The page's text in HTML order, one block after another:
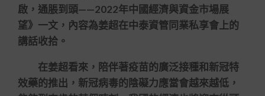
啟，通脹到頭——2022年中國經濟與資金市場展
望》一文，內容為姜超在中泰資管同業私享會上的
講話收拾。
在姜超看來，陪伴著疫苗的廣泛接種和新冠特
效藥的推出，新冠病毒的陰礙力應當會越來越低，